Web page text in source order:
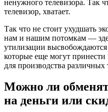
ненужного телевизора. Так
телевизор, хватает.
Так что не стоит ухудшать
нам и нашим потомкам —
утилизации
которые еще могут
для производства различных
Можно ли
на деньги или